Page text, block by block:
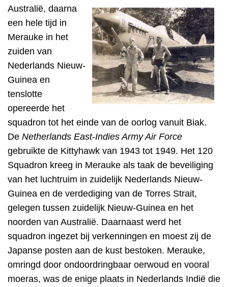
Australië, daarna
een hele tijd in
Merauke in het
zuiden van
Nederlands Nieuw-
Guinea en
tenslotte
opereerde het
squadron tot het einde van de oorlog vanuit Biak.
De Netherlands East-Indies Army Air Force
gebruikte de Kittyhawk van 1943 tot 1949. Het 120
Squadron kreeg in Merauke als taak de beveiliging
van het luchtruim in zuidelijk Nederlands Nieuw-
Guinea en de verdediging van de Torres Strait,
gelegen tussen zuidelijk Nieuw-Guinea en het
noorden van Australië. Daarnaast werd het
squadron ingezet bij verkenningen en moest zij de
Japanse posten aan de kust bestoken. Merauke,
omringd door ondoordringbaar oerwoud en vooral
moeras, was de enige plaats in Nederlands Indië die